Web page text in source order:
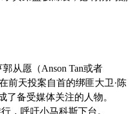
从愿（Anson Tan或者
前天投案自首的绑匪大卫·陈
了备受媒体关注的人物。
，呼吁小马科斯下台。